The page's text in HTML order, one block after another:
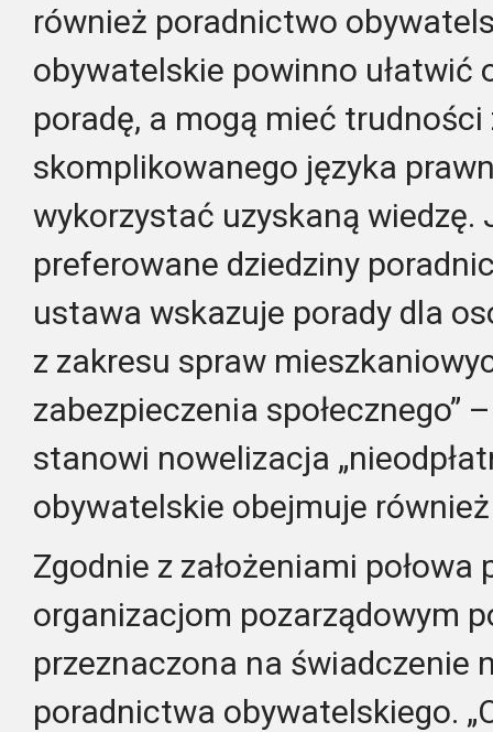
również poradnictwo
obywatelskie powinno ułatwić
poradę, a mogą mieć
skomplikowanego języka
wykorzystać uzyskaną wiedzę.
preferowane dziedziny
ustawa wskazuje porady dla
z zakresu spraw
zabezpieczenia społecznego”
stanowi nowelizacja
obywatelskie obejmuje
Zgodnie z założeniami
organizacjom pozarządowym
przeznaczona na świadczenie
poradnictwa obywatelskiego.